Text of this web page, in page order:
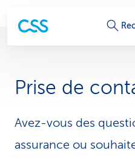
L
s
d
Prise de
Avez-vous des
assurance ou